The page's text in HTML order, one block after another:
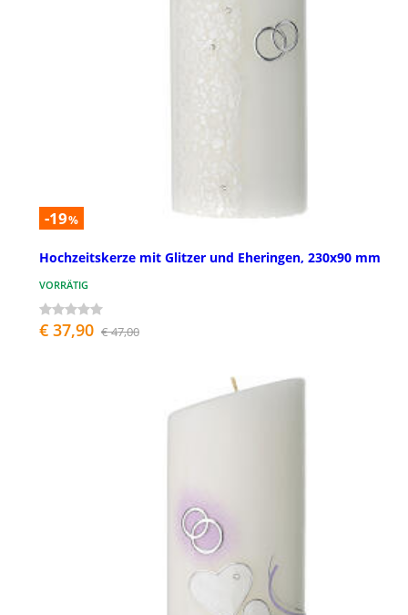
-19%
Hochzeitskerze mit Glitzer und Eheringen, 230x90 mm
VORRÄTIG
€ 37,90 € 47,00